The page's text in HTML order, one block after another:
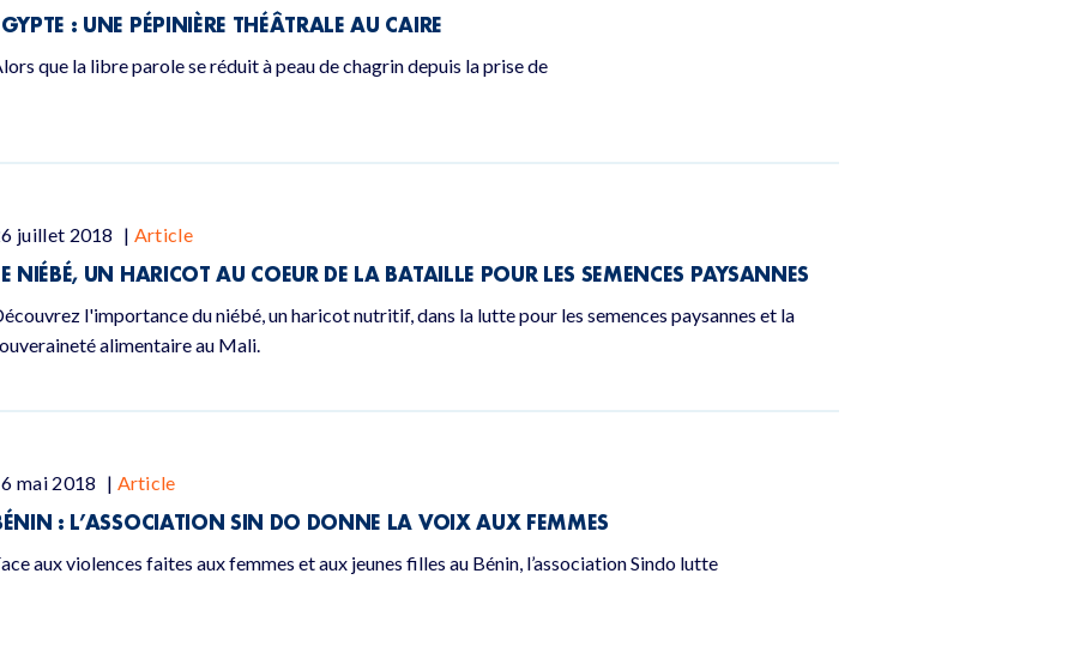
: UNE PÉPINIÈRE THÉÂTRALE AU CAIRE
que la libre parole se réduit à peau de chagrin depuis la prise de
juillet 2018 | Article
NIÉBÉ, UN HARICOT AU COEUR DE LA BATAILLE POUR LES SEMENCES PAYSANNES
l'importance du niébé, un haricot nutritif, dans la lutte pour les semences paysannes et la
alimentaire au Mali.
mai 2018 | Article
: L’ASSOCIATION SIN DO DONNE LA VOIX AUX FEMMES
aux violences faites aux femmes et aux jeunes filles au Bénin, l’association Sindo lutte